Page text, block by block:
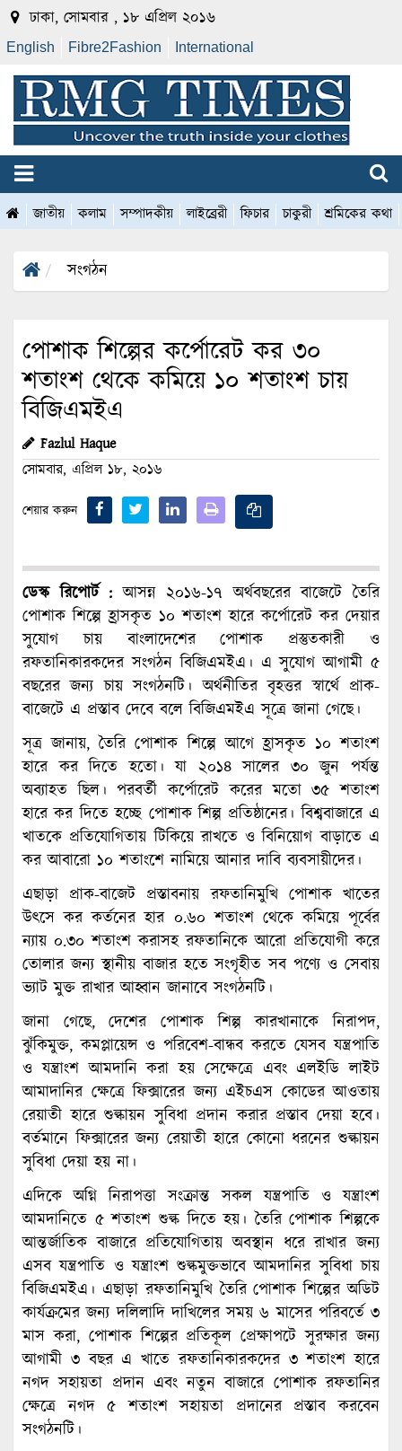
ঢাকা, সোমবার , ১৮ এপ্রিল ২০১৬
English Fibre2Fashion International
জাতীয় কলাম সম্পাদকীয় লাইব্রেরী ফিচার চাকুরী শ্রমিকের কথা
সংগঠন
পোশাক শি‌ল্পের কর্পোরেট কর ৩০
শতাংশ থেকে কমিয়ে ১০ শতাংশ চায়
বিজিএমইএ
Fazlul Haque
সোমবার, এপ্রিল ১৮, ২০১৬
শেয়ার করুন
ডেস্ক রিপোর্ট : আসন্ন ২০১৬-১৭ অর্থবছরের বাজেটে তৈরি
পোশাক শিল্পে হ্রাসকৃত ১০ শতাংশ হারে কর্পোরেট কর দেয়ার
সুযোগ চায় বাংলাদেশের পোশাক প্রস্তুতকারী ও
রফতানিকারকদের সংগঠন বিজিএমইএ। এ সুযোগ আগামী ৫
বছরের জন্য চায় সংগঠনটি। অর্থনীতির বৃহত্তর স্বার্থে প্রাক-
বাজেটে এ প্রস্তাব দেবে বলে বিজিএমইএ সূত্রে জানা গেছে।
সূত্র জানায়, তৈরি পোশাক শিল্পে আগে হ্রাসকৃত ১০ শতাংশ
হারে কর দিতে হতো। যা ২০১৪ সালের ৩০ জুন পর্যন্ত
অব্যাহত ছিল। পরবর্তী কর্পোরেট করের মতো ৩৫ শতাংশ
হারে কর দিতে হচ্ছে পোশাক শিল্প প্রতিষ্ঠানের। বিশ্ববাজারে এ
খাতকে প্রতিযোগিতায় টিকিয়ে রাখতে ও বিনিয়োগ বাড়াতে এ
কর আবারো ১০ শতাংশে নামিয়ে আনার দাবি ব্যবসায়ীদের।
এছাড়া প্রাক-বাজেট প্রস্তাবনায় রফতানিমুখি পোশাক খাতের
উৎসে কর কর্তনের হার ০.৬০ শতাংশ থেকে কমিয়ে পূর্বের
ন্যায় ০.৩০ শতাংশ করাসহ রফতানিকে আরো প্রতিযোগী করে
তোলার জন্য স্থানীয় বাজার হতে সংগৃহীত সব পণ্যে ও সেবায়
ভ্যাট মুক্ত রাখার আহ্বান জানাবে সংগঠনটি।
জানা গেছে, দেশের পোশাক শিল্প কারখানাকে নিরাপদ,
ঝুঁকিমুক্ত, কমপ্লায়েন্স ও পরিবেশ-বান্ধব করতে যেসব যন্ত্রপাতি
ও যন্ত্রাংশ আমদানি করা হয় সেক্ষেত্রে এবং এলইডি লাইট
আমাদানির ক্ষেত্রে ফিক্সারের জন্য এইচএস কোডের আওতায়
রেয়াতী হারে শুল্কায়ন সুবিধা প্রদান করার প্রস্তাব দেয়া হবে।
বর্তমানে ফিক্সারের জন্য রেয়াতী হারে কোনো ধরনের শুল্কায়ন
সুবিধা দেয়া হয় না।
এদিকে অগ্নি নিরাপত্তা সংক্রান্ত সকল যন্ত্রপাতি ও যন্ত্রাংশ
আমদানিতে ৫ শতাংশ শুল্ক দিতে হয়। তৈরি পোশাক শিল্পকে
আন্তর্জাতিক বাজারে প্রতিযোগিতায় অবস্থান ধরে রাখার জন্য
এসব যন্ত্রপাতি ও যন্ত্রাংশ শুল্কমুক্তভাবে আমদানির সুবিধা চায়
বিজিএমইএ। এছাড়া রফতানিমুখি তৈরি পোশাক শিল্পের অডিট
কার্যক্রমের জন্য দলিলাদি দাখিলের সময় ৬ মাসের পরিবর্তে ৩
মাস করা, পোশাক শিল্পের প্রতিকূল প্রেক্ষাপটে সুরক্ষার জন্য
আগামী ৩ বছর এ খাতে রফতানিকারকদের ৩ শতাংশ হারে
নগদ সহায়তা প্রদান এবং নতুন বাজারে পোশাক রফতানির
ক্ষেত্রে নগদ ৫ শতাংশ সহায়তা প্রদানের প্রস্তাব করবেন
সংগঠনটি।